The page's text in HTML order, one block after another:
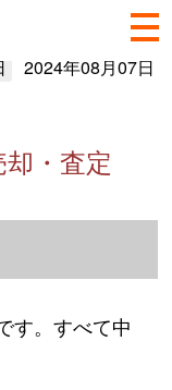
2024年08月07日
・査定
年1～12
す。すべて中